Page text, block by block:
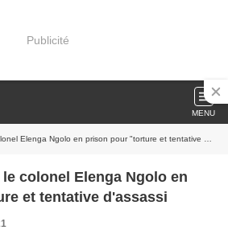
Publicité
MENU
Elenga Ngolo en prison pour "torture et tentative d'assassi
colonel Elenga Ngolo en
et tentative d'assassi